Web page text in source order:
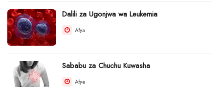
Dalili za Ugonjwa wa Leukemia
Afya
Sababu za Chuchu Kuwasha
Afya